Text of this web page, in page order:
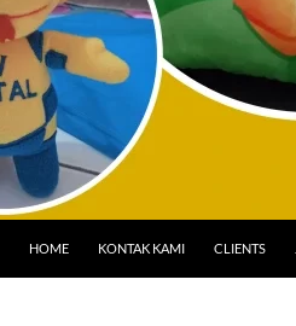
HOME KONTAK KAMI CLIENTS